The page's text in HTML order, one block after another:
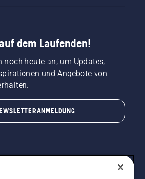
dem Laufenden!
noch heute an, um Updates,
und Angebote von